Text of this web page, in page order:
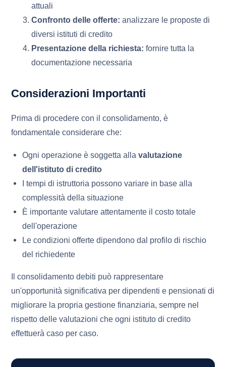
attuali
Confronto delle offerte: analizzare le proposte di
diversi istituti di credito
Presentazione della richiesta: fornire tutta la
documentazione necessaria
Considerazioni Importanti
Prima di procedere con il consolidamento, è
fondamentale considerare che:
Ogni operazione è soggetta alla valutazione
dell'istituto di credito
I tempi di istruttoria possono variare in base alla
complessità della situazione
È importante valutare attentamente il costo totale
dell'operazione
Le condizioni offerte dipendono dal profilo di rischio
del richiedente
Il consolidamento debiti può rappresentare
un'opportunità significativa per dipendenti e pensionati di
migliorare la propria gestione finanziaria, sempre nel
rispetto delle valutazioni che ogni istituto di credito
effettuerà caso per caso.